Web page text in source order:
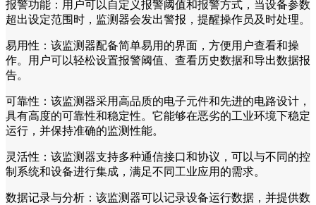
报警功能：用户可以自定义报警阈值和报警方式，当设备参数
超出设定范围时，监测器会发出警报，提醒操作员及时处理。
易用性：该监测器配备简单易用的界面，方便用户查看和操
作。用户可以轻松设置报警阈值、查看历史数据和导出数据报
告。
可靠性：该监测器采用高品质的电子元件和先进的电路设计，
具有高度的可靠性和稳定性。它能够在恶劣的工业环境下稳定
运行，并保持准确的监测性能。
灵活性：该监测器支持多种通信接口和协议，可以与不同的控
制系统和设备进行集成，满足不同工业应用的需求。
数据记录与分析：该监测器可以记录设备运行数据，并提供数